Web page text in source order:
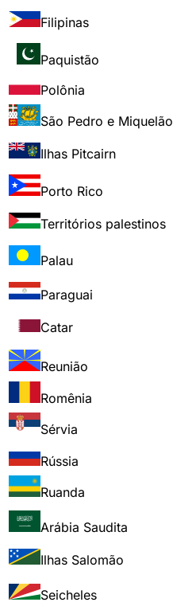
Filipinas
Paquistão
Polônia
São Pedro e Miquelão
Ilhas Pitcairn
Porto Rico
Territórios palestinos
Palau
Paraguai
Catar
Reunião
Romênia
Sérvia
Rússia
Ruanda
Arábia Saudita
Ilhas Salomão
Seicheles